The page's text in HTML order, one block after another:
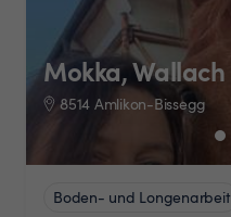
Mokka, Wallach
8514 Amlikon-Bissegg
Boden- und Longenarbeit